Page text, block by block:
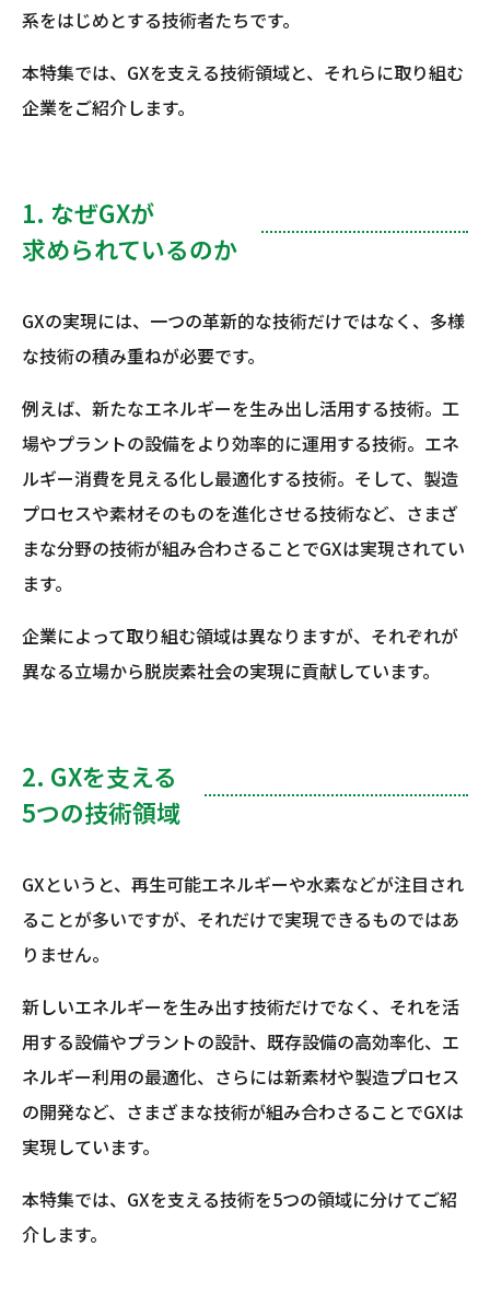
系をはじめとする技術者たちです。
本特集では、GXを支える技術領域と、それらに取り組む
企業をご紹介します。
1. なぜGXが
求められているのか
GXの実現には、一つの革新的な技術だけではなく、多様
な技術の積み重ねが必要です。
例えば、新たなエネルギーを生み出し活用する技術。工
場やプラントの設備をより効率的に運用する技術。エネ
ルギー消費を見える化し最適化する技術。そして、製造
プロセスや素材そのものを進化させる技術など、さまざ
まな分野の技術が組み合わさることでGXは実現されてい
ます。
企業によって取り組む領域は異なりますが、それぞれが
異なる立場から脱炭素社会の実現に貢献しています。
2. GXを支える
5つの技術領域
GXというと、再生可能エネルギーや水素などが注目され
ることが多いですが、それだけで実現できるものではあ
りません。
新しいエネルギーを生み出す技術だけでなく、それを活
用する設備やプラントの設計、既存設備の高効率化、エ
ネルギー利用の最適化、さらには新素材や製造プロセス
の開発など、さまざまな技術が組み合わさることでGXは
実現しています。
本特集では、GXを支える技術を5つの領域に分けてご紹
介します。